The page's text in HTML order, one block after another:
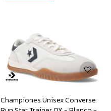
Championes Unisex Converse